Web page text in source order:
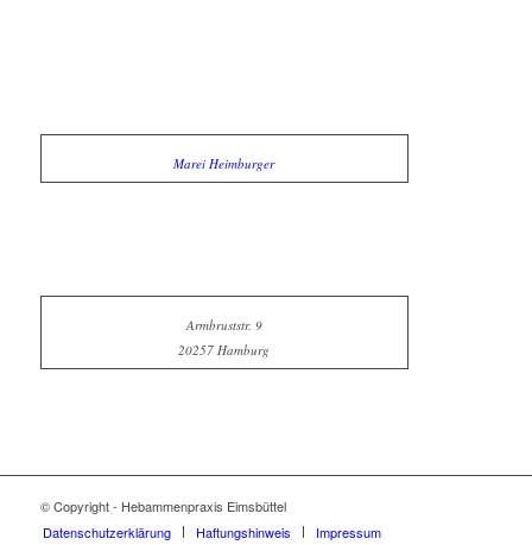
Marei Heimburger
Armbruststr. 9
20257 Hamburg
© Copyright - Hebammenpraxis Eimsbüttel
Datenschutzerklärung
Haftungshinweis Impressum